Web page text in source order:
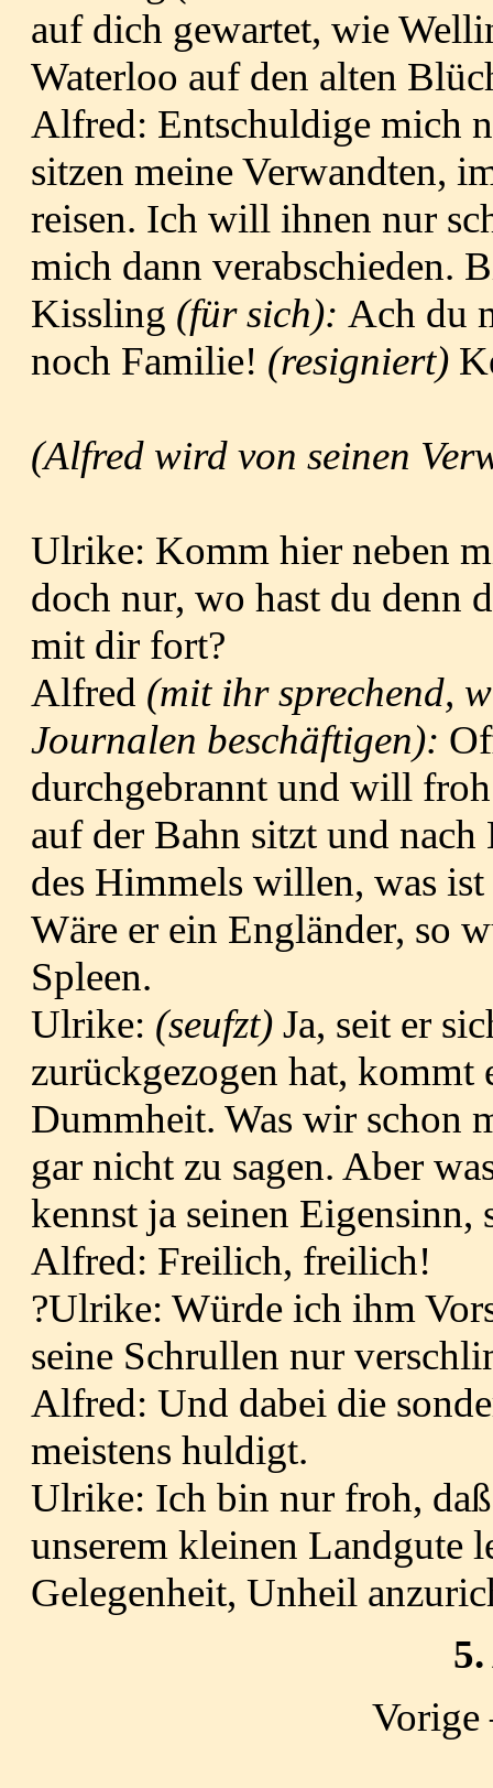
auf dich gewartet, wie
Waterloo auf den alten
Alfred: Entschuldige mich
sitzen meine Verwandten,
reisen. Ich will ihnen nur
mich dann verabschieden.
Kissling (für sich): Ach du
noch Familie! (resigniert)
(Alfred wird von seinen
Ulrike: Komm hier neben
doch nur, wo hast du denn
mit dir fort?
Alfred (mit ihr sprechend,
Journalen beschäftigen):
durchgebrannt und will
auf der Bahn sitzt und
des Him­mels willen, was
Wäre er ein Engländer, so
Spleen.
Ulrike: (seufzt)Ja, seit er
zurückgezogen hat, kommt
Dummheit. Was wir schon
gar nicht zu sagen. Aber
kennst ja seinen Eigensinn,
Alfred: Freilich, freilich!
?Ulrike: Würde ich ihm
seine Schrullen nur
Alfred: Und dabei die
meistens huldigt.
Ulrike: Ich bin nur froh,
unserem kleinen Landgute
Gelegenheit, Unheil